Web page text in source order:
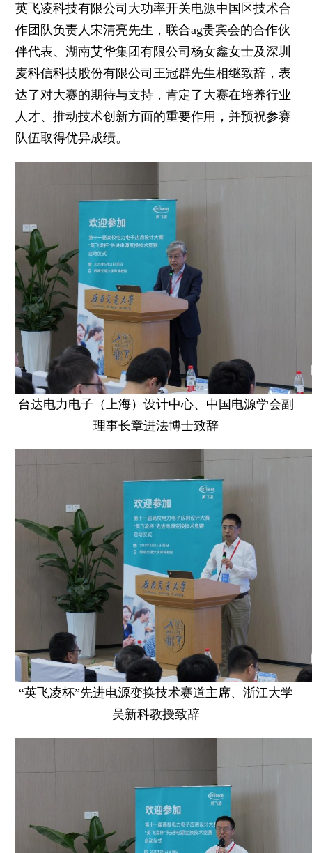
英飞凌科技有限公司大功率开关电源中国区技术合
作团队负责人宋清亮先生，联合ag贵宾会的合作伙
伴代表、湖南艾华集团有限公司杨女鑫女士及深圳
麦科信科技股份有限公司王冠群先生相继致辞，表
达了对大赛的期待与支持，肯定了大赛在培养行业
人才、推动技术创新方面的重要作用，并预祝参赛
队伍取得优异成绩。
台达电力电子（上海）设计中心、中国电源学会副
理事长章进法博士致辞
“英飞凌杯”先进电源变换技术赛道主席、浙江大学
吴新科教授致辞